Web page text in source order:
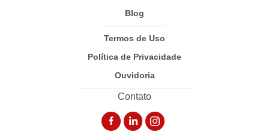
Blog
Termos de Uso
Política de Privacidade
Ouvidoria
Contato